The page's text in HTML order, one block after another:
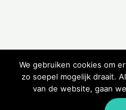
Copyright ©
We gebruiken cookies om
zo soepel mogelijk draait.
van de website, gaan